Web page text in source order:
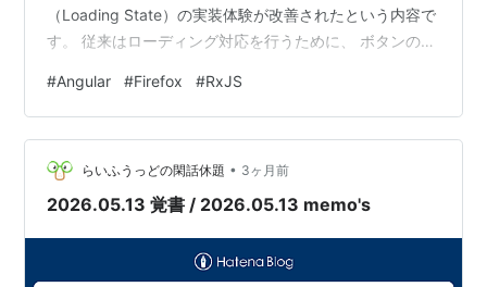
（Loading State）の実装体験が改善されたという内容で
す。 従来はローディング対応を行うために、 ボタンの無
どを個別実装するケースが多く、コンポーネントや CSS
の責務が増えがちでした。 Angular Material v22 では、
これらをより簡潔に扱える方向へ改善されています。 実
務で嬉しいポイント lo…
#Angular #Firefox #RxJS
らいふうっどの閑話休題 • 3ヶ月前
2026.05.13 覚書 / 2026.05.13 memo's